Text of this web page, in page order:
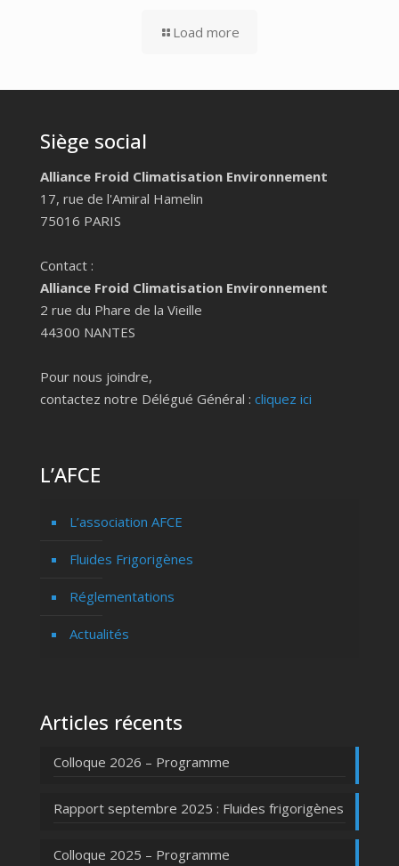
Load more
Siège social
Alliance Froid Climatisation Environnement
17, rue de l'Amiral Hamelin
75016 PARIS
Contact :
Alliance Froid Climatisation Environnement
2 rue du Phare de la Vieille
44300 NANTES
Pour nous joindre,
contactez notre Délégué Général : cliquez ici
L’AFCE
L’association AFCE
Fluides Frigorigènes
Réglementations
Actualités
Articles récents
Colloque 2026 – Programme
Rapport septembre 2025 : Fluides frigorigènes
Colloque 2025 – Programme